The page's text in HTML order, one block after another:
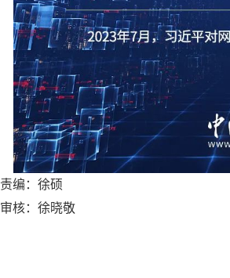
责编：徐硕
审核：徐晓敬